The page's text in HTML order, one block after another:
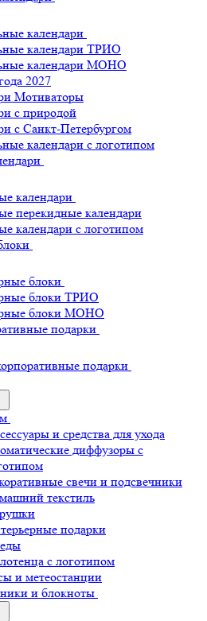
календари
календари ТРИО
календари МОНО
2027
Мотиваторы
с природой
с Санкт-Петербургом
календари с логотипом
календари
перекидные календари
календари с логотипом
блоки
блоки ТРИО
блоки МОНО
подарки
подарки
и средства для ухода
диффузоры с
свечи и подсвечники
текстиль
подарки
с логотипом
и метеостанции
и блокноты